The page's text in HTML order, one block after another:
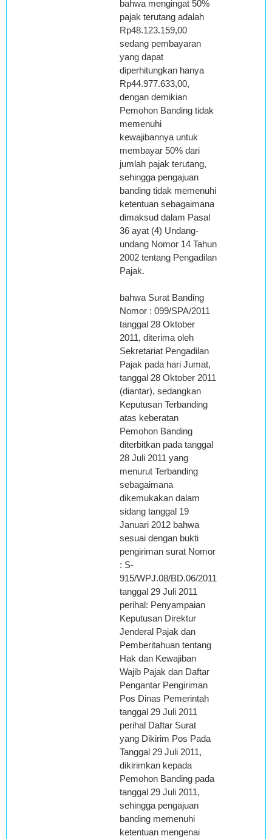
bahwa mengingat 50%
pajak terutang adalah
Rp48.123.159,00
sedang pembayaran
yang dapat
diperhitungkan hanya
Rp44.977.633,00,
dengan demikian
Pemohon Banding tidak
memenuhi
kewajibannya untuk
membayar 50% dari
jumlah pajak terutang,
sehingga pengajuan
banding tidak memenuhi
ketentuan sebagaimana
dimaksud dalam Pasal
36 ayat (4) Undang-
undang Nomor 14 Tahun
2002 tentang Pengadilan
Pajak.
bahwa Surat Banding
Nomor : 099/SPA/2011
tanggal 28 Oktober
2011, diterima oleh
Sekretariat Pengadilan
Pajak pada hari Jumat,
tanggal 28 Oktober 2011
(diantar), sedangkan
Keputusan Terbanding
atas keberatan
Pemohon Banding
diterbitkan pada tanggal
28 Juli 2011 yang
menurut Terbanding
sebagaimana
dikemukakan dalam
sidang tanggal 19
Januari 2012 bahwa
sesuai dengan bukti
pengiriman surat Nomor
: S-
915/WPJ.08/BD.06/2011
tanggal 29 Juli 2011
perihal: Penyampaian
Keputusan Direktur
Jenderal Pajak dan
Pemberitahuan tentang
Hak dan Kewajiban
Wajib Pajak dan Daftar
Pengantar Pengiriman
Pos Dinas Pemerintah
tanggal 29 Juli 2011
perihal Daftar Surat
yang Dikirim Pos Pada
Tanggal 29 Juli 2011,
dikirimkan kepada
Pemohon Banding pada
tanggal 29 Juli 2011,
sehingga pengajuan
banding memenuhi
ketentuan mengenai